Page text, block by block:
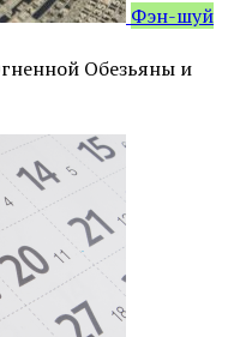
Фэн-шуй
Обезьяны и